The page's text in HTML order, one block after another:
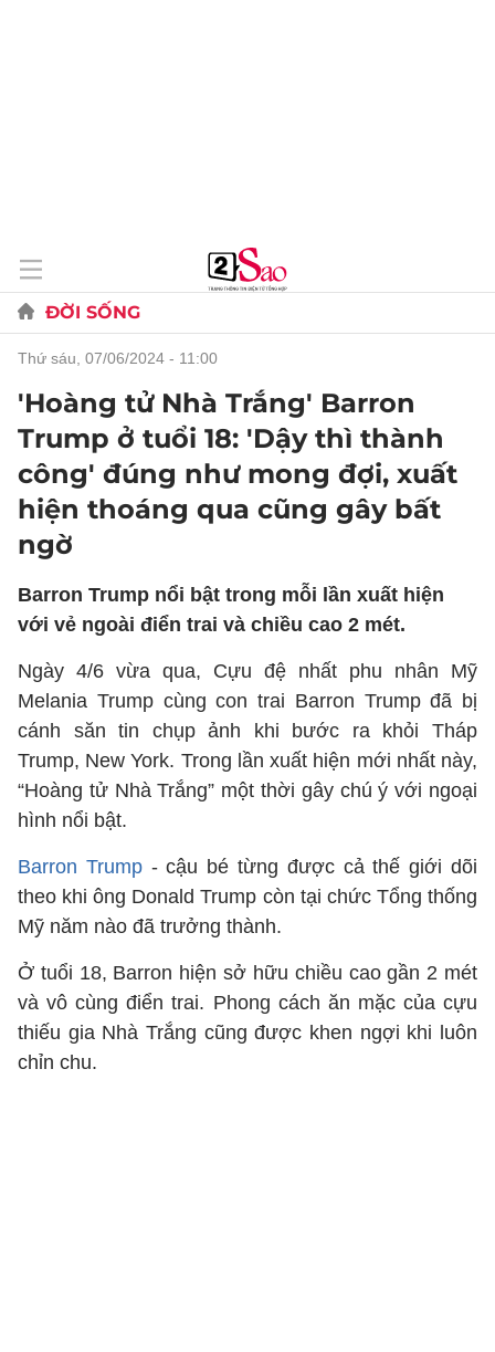
ĐỜI SỐNG
thứ sáu, 07/06/2024 - 11:00
'Hoàng tử Nhà Trắng' Barron
Trump ở tuổi 18: 'Dậy thì thành
công' đúng như mong đợi, xuất
hiện thoáng qua cũng gây bất
ngờ
Barron Trump nổi bật trong mỗi lần xuất hiện
với vẻ ngoài điển trai và chiều cao 2 mét.
Ngày 4/6 vừa qua, Cựu đệ nhất phu nhân Mỹ
Melania Trump cùng con trai Barron Trump đã bị
cánh săn tin chụp ảnh khi bước ra khỏi Tháp
Trump, New York. Trong lần xuất hiện mới nhất này,
“Hoàng tử Nhà Trắng” một thời gây chú ý với ngoại
hình nổi bật.
Barron Trump- cậu bé từng được cả thế giới dõi
theo khi ông Donald Trump còn tại chức Tổng thống
Mỹ năm nào đã trưởng thành.
Ở tuổi 18, Barron hiện sở hữu chiều cao gần 2 mét
và vô cùng điển trai. Phong cách ăn mặc của cựu
thiếu gia Nhà Trắng cũng được khen ngợi khi luôn
chỉn chu.